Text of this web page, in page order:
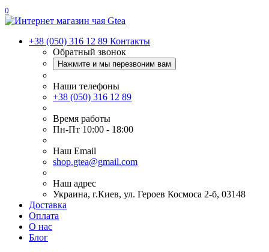
0
+38 (050) 316 12 89 Контакты
Обратный звонок
Нажмите и мы перезвоним вам
Наши телефоны
+38 (050) 316 12 89
Время работы
Пн-Пт 10:00 - 18:00
Наш Еmail
shop.gtea@gmail.com
Наш адрес
Украина, г.Киев, ул. Героев Космоса 2-б, 03148
Доставка
Оплата
О нас
Блог